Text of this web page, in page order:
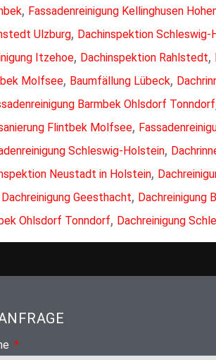
, Fassadenreinigung Kellinghusen
Ulzburg, Dachinspektion Schleswig-
Itzehoe, Dachinspektion Rahlstedt,
Molfsee, Baumfällung Lübeck,
Barmbek Ohlsdorf Tonndorf
Flintbek Molfsee,
Schleswig-Holstein,
Neustadt in Holstein,
Dachreinigung Geesthacht, Dachreinigung
Ohlsdorf Tonndorf, Dachreinigung